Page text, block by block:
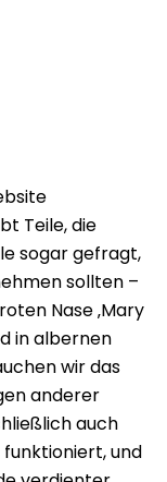
Teile, die
sogar gefragt,
sollten –
Nase ‚Mary
in albernen
wir das
anderer
auch
funktioniert, und